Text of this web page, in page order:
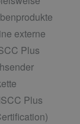
externe
Plus
Plus